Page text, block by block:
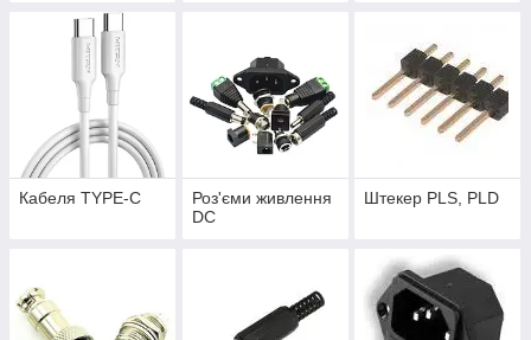
Кабеля TYPE-C
Роз'єми живлення
DC
Штекер PLS, PLD